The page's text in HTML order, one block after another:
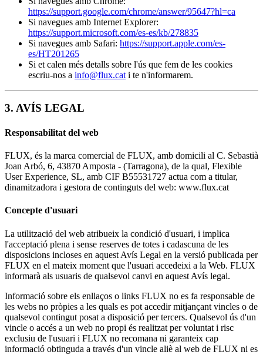
https://support.google.com/chrome/answer/95647?hl=ca
Si navegues amb Internet Explorer:
https://support.microsoft.com/es-es/kb/278835
Si navegues amb Safari: https://support.apple.com/es-
es/HT201265
Si et calen més detalls sobre l'ús que fem de les cookies
escriu-nos a info@flux.cat i te n'informarem.
3. AVÍS LEGAL
Responsabilitat del web
FLUX, és la marca comercial de FLUX, amb domicili al C. Sebastià
Joan Arbó, 6, 43870 Amposta - (Tarragona), de la qual, Flexible
User Experience, SL, amb CIF B55531727 actua com a titular,
dinamitzadora i gestora de continguts del web: www.flux.cat
Concepte d'usuari
La utilització del web atribueix la condició d'usuari, i implica
l'acceptació plena i sense reserves de totes i cadascuna de les
disposicions incloses en aquest Avís Legal en la versió publicada per
FLUX en el mateix moment que l'usuari accedeixi a la Web. FLUX
informarà als usuaris de qualsevol canvi en aquest Avís legal.
Informació sobre els enllaços o links FLUX no es fa responsable de
les webs no pròpies a les quals es pot accedir mitjançant vincles o de
qualsevol contingut posat a disposició per tercers. Qualsevol ús d'un
vincle o accés a un web no propi és realitzat per voluntat i risc
exclusiu de l'usuari i FLUX no recomana ni garanteix cap
informació obtinguda a través d'un vincle aliè al web de FLUX ni es